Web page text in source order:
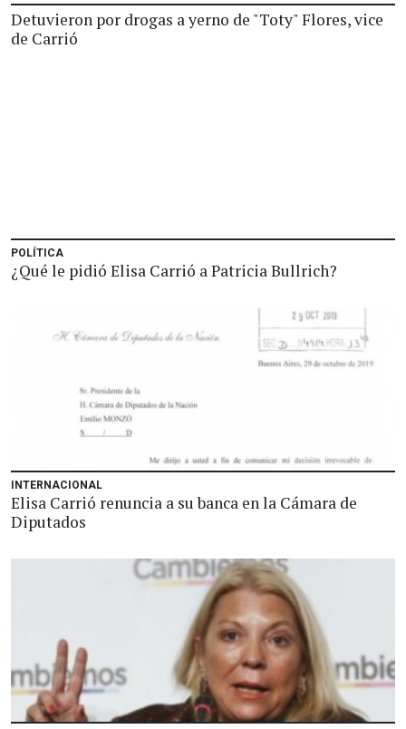
Detuvieron por drogas a yerno de "Toty" Flores, vice
de Carrió
POLÍTICA
¿Qué le pidió Elisa Carrió a Patricia Bullrich?
INTERNACIONAL
Elisa Carrió renuncia a su banca en la Cámara de
Diputados